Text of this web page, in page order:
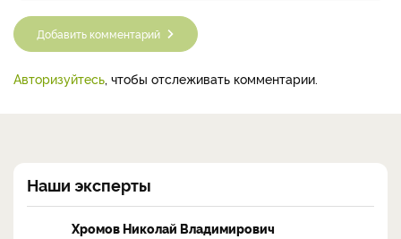
Добавить комментарий
Авторизуйтесь, чтобы отслеживать комментарии.
Наши эксперты
Хромов Николай Владимирович